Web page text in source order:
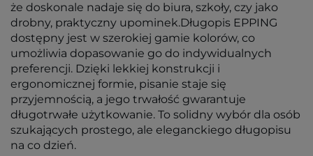
że doskonale nadaje się do biura, szkoły, czy jako
drobny, praktyczny upominek.Długopis EPPING
dostępny jest w szerokiej gamie kolorów, co
umożliwia dopasowanie go do indywidualnych
preferencji. Dzięki lekkiej konstrukcji i
ergonomicznej formie, pisanie staje się
przyjemnością, a jego trwałość gwarantuje
długotrwałe użytkowanie. To solidny wybór dla osób
szukających prostego, ale eleganckiego długopisu
na co dzień.